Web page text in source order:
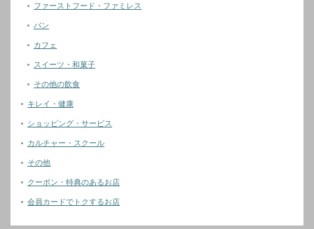
ファーストフード・ファミレス
パン
カフェ
スイーツ・和菓子
その他の飲食
キレイ・健康
ショッピング・サービス
カルチャー・スクール
その他
クーポン・特典のあるお店
会員カードでトクするお店